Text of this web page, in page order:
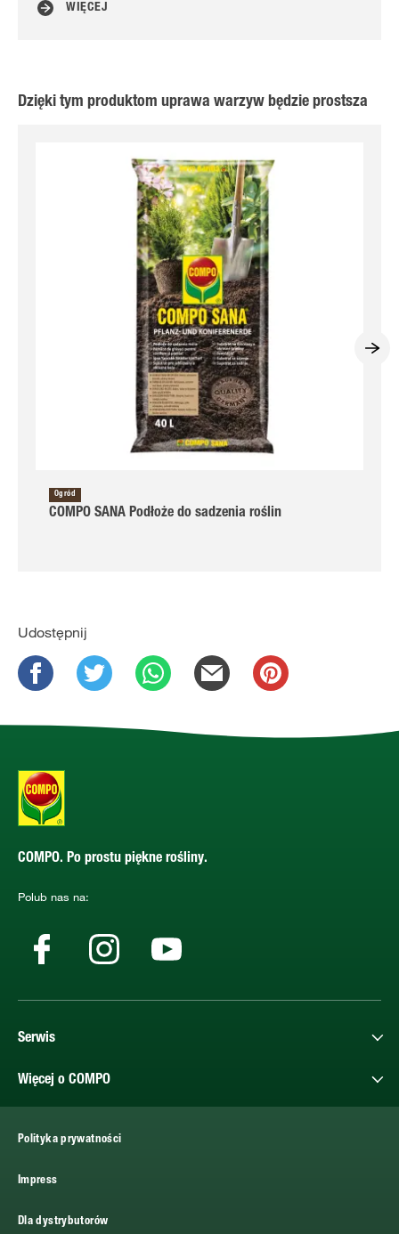
WIĘCEJ
Dzięki tym produktom uprawa warzyw będzie prostsza
Ogród
COMPO SANA Podłoże do sadzenia roślin
Udostępnij
COMPO. Po prostu piękne rośliny.
Polub nas na:
Serwis
Więcej o COMPO
Polityka prywatności
Impress
Dla dystrybutorów